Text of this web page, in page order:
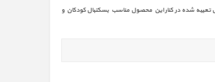
شده در کنار این محصول مناسب بسکتبال کودکان و